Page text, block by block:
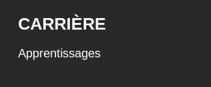
CARRIÈRE
Apprentissages